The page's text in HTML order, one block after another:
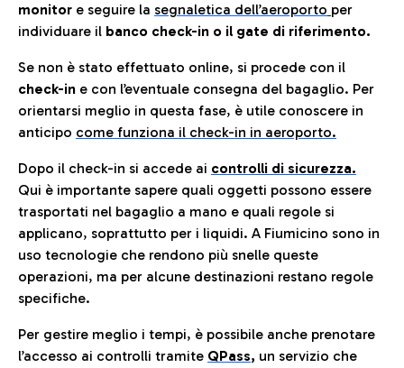
monitor e seguire la segnaletica dell’aeroporto per
individuare il banco check-in o il gate di riferimento.
Se non è stato effettuato online, si procede con il
check-in e con l’eventuale consegna del bagaglio. Per
orientarsi meglio in questa fase, è utile conoscere in
anticipo come funziona il check-in in aeroporto.
Dopo il check-in si accede ai controlli di sicurezza.
Qui è importante sapere quali oggetti possono essere
trasportati nel bagaglio a mano e quali regole si
applicano, soprattutto per i liquidi. A Fiumicino sono in
uso tecnologie che rendono più snelle queste
operazioni, ma per alcune destinazioni restano regole
specifiche.
Per gestire meglio i tempi, è possibile anche prenotare
l’accesso ai controlli tramite QPass, un servizio che